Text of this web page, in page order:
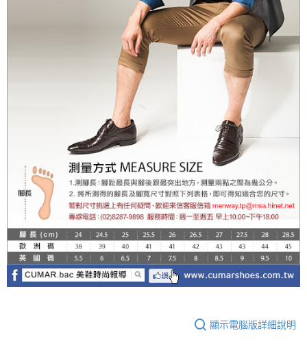
顯示電腦版詳細說明